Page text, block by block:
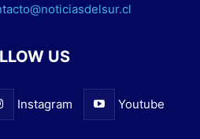
US
Instagram Youtube